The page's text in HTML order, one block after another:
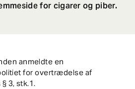
for cigarer og piber.
anmeldte en
for overtrædelse af
3, stk.1.